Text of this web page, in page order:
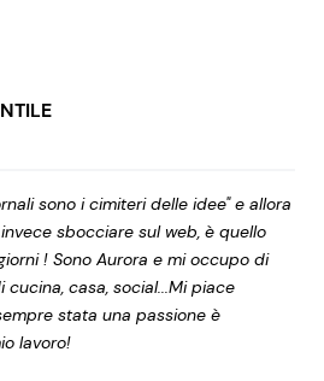
sono i cimiteri delle idee" e allora
sbocciare sul web, è quello
! Sono Aurora e mi occupo di
casa, social...Mi piace
stata una passione è
lavoro!